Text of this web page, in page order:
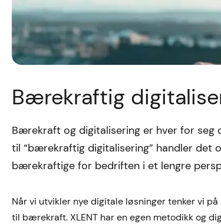
Bærekraftig
Bærekraft og digitalisering er hver for seg
til “bærekraftig digitalisering” handler det
bærekraftige for bedriften i et lengre
Når vi utvikler nye digitale løsninger tenker vi
til bærekraft. XLENT har en egen metodikk og